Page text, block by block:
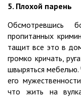
5. Плохой парень
Обсмотревшись
пропитанных
тащит все это в
громко кричать,
швыряться
его
что жить на